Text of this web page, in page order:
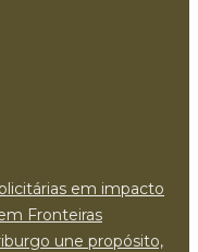
em impacto
Fronteiras
une propósito,